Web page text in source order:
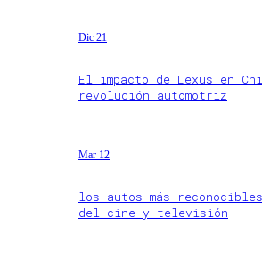
Dic 21
El impacto de Lexus en
revolución automotriz
Mar 12
los autos más
del cine y televisión